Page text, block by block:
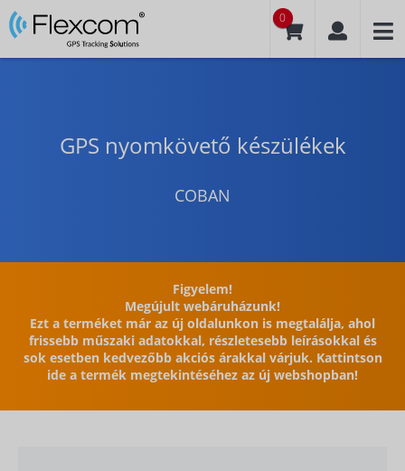
0
GPS nyomkövető készülékek
COBAN
Figyelem!
Megújult webáruházunk!
Ezt a terméket már az új oldalunkon is megtalálja, ahol
frissebb műszaki adatokkal, részletesebb leírásokkal és
sok esetben kedvezőbb akciós árakkal várjuk. Kattintson
ide a termék megtekintéséhez az új webshopban!